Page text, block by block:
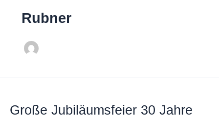
Rubner
Große Jubiläumsfeier 30 Jahre
30